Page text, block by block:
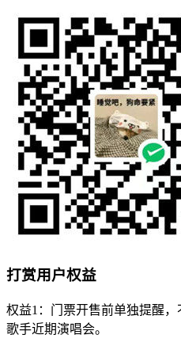
打赏用户权益
权益1：门票开售前单独提醒
歌手近期演唱会。